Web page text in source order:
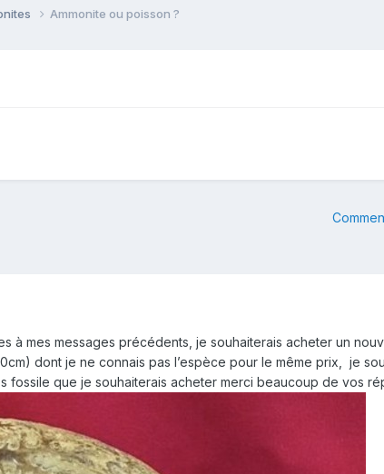
Ammonite ou poisson ?
à mes messages précédents, je souhaiterais acheter un
dont je ne connais pas l’espèce pour le même prix, je
fossile que je souhaiterais acheter merci beaucoup de vos